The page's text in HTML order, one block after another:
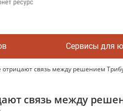
Сервисы для
отрицают связь между решением
связь между